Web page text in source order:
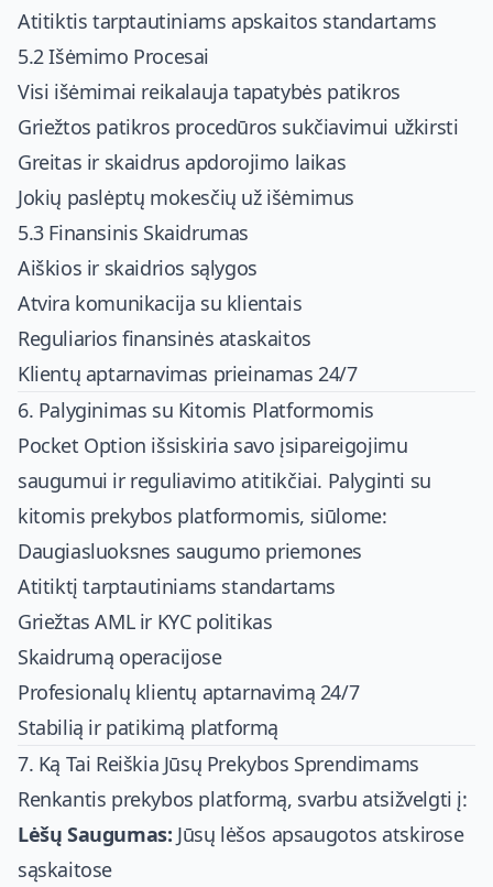
Atitiktis tarptautiniams apskaitos standartams
5.2 Išėmimo Procesai
Visi išėmimai reikalauja tapatybės patikros
Griežtos patikros procedūros sukčiavimui užkirsti
Greitas ir skaidrus apdorojimo laikas
Jokių paslėptų mokesčių už išėmimus
5.3 Finansinis Skaidrumas
Aiškios ir skaidrios sąlygos
Atvira komunikacija su klientais
Reguliarios finansinės ataskaitos
Klientų aptarnavimas prieinamas 24/7
6. Palyginimas su Kitomis Platformomis
Pocket Option išsiskiria savo įsipareigojimu
saugumui ir reguliavimo atitikčiai. Palyginti su
kitomis prekybos platformomis, siūlome:
Daugiasluoksnes saugumo priemones
Atitiktį tarptautiniams standartams
Griežtas AML ir KYC politikas
Skaidrumą operacijose
Profesionalų klientų aptarnavimą 24/7
Stabilią ir patikimą platformą
7. Ką Tai Reiškia Jūsų Prekybos Sprendimams
Renkantis prekybos platformą, svarbu atsižvelgti į:
Lėšų Saugumas: Jūsų lėšos apsaugotos atskirose
sąskaitose